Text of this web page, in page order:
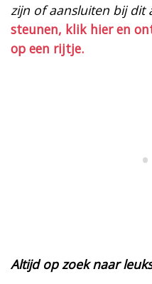
zijn of aansluiten bij dit
steunen, klik hier en
op een rijtje.
Altijd op zoek naar